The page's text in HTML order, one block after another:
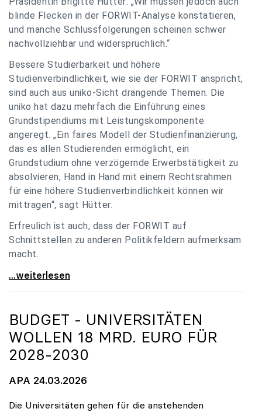
blinde Flecken in der FORWIT-Analyse konstatieren,
und manche Schlussfolgerungen scheinen schwer
nachvollziehbar und widersprüchlich.“
Bessere Studierbarkeit und höhere
Studienverbindlichkeit, wie sie der FORWIT anspricht,
sind auch aus uniko-Sicht drängende Themen. Die
uniko hat dazu mehrfach die Einführung eines
Grundstipendiums mit Leistungskomponente
angeregt. „Ein faires Modell der Studienfinanzierung,
das es allen Studierenden ermöglicht, ein
Grundstudium ohne verzögernde Erwerbstätigkeit zu
absolvieren, Hand in Hand mit einem Rechtsrahmen
für eine höhere Studienverbindlichkeit können wir
mittragen“, sagt Hütter.
Erfreulich ist auch, dass der FORWIT auf
Schnittstellen zu anderen Politikfeldern aufmerksam
macht.
uniko zu FORWIT-Analyse: Wichtige Themen
...weiterlesen
BUDGET - UNIVERSITÄTEN
WOLLEN 18 MRD. EURO FÜR
2028-2030
APA 24.03.2026
Die Universitäten gehen für die anstehenden